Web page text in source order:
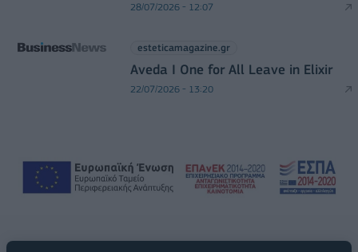
28/07/2026 - 12:07
esteticamagazine.gr
Aveda I One for All Leave in Elixir
22/07/2026 - 13:20